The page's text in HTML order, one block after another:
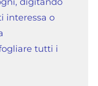
interessa o
tutti i